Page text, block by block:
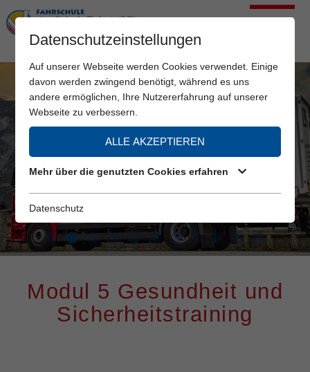
Modul 5 Gesundheit und
Sicherheitstraining
Datenschutzeinstellungen
Auf unserer Webseite werden Cookies verwendet. Einige
davon werden zwingend benötigt, während es uns
andere ermöglichen, Ihre Nutzererfahrung auf unserer
Webseite zu verbessern.
ALLE AKZEPTIEREN
Mehr über die genutzten Cookies erfahren
Datenschutz